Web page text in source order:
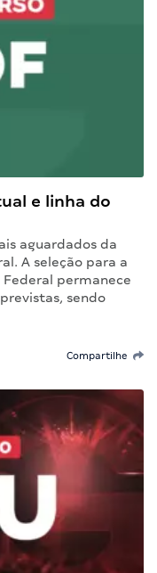
e linha do
aguardados da
A seleção para a
permanece
sendo
Compartilhe